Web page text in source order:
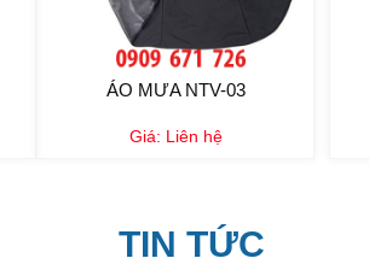
ÁO MƯA NTV-03
Giá: Liên hệ
TIN TỨC